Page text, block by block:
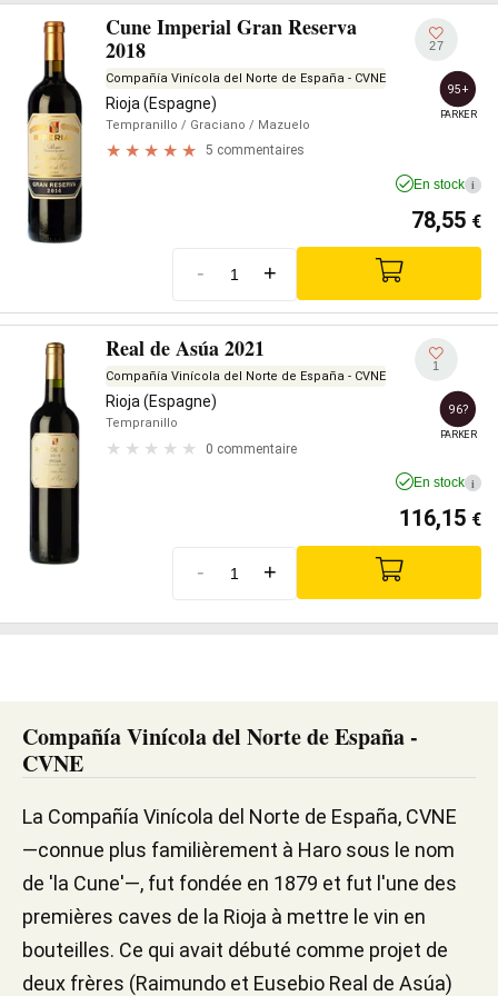
Cune Imperial Gran Reserva
2018
Compañía Vinícola del Norte de España - CVNE
Rioja (Espagne)
Tempranillo / Graciano / Mazuelo
5 commentaires
27
95+
PARKER
En stock i
78,55 €
- +
Real de Asúa 2021
Compañía Vinícola del Norte de España - CVNE
Rioja (Espagne)
Tempranillo
0 commentaire
1
96?
PARKER
En stock i
116,15 €
- +
Compañía Vinícola del Norte de España -
CVNE
La Compañía Vinícola del Norte de España, CVNE
—connue plus familièrement à Haro sous le nom
de 'la Cune'—, fut fondée en 1879 et fut l'une des
premières caves de la Rioja à mettre le vin en
bouteilles. Ce qui avait débuté comme projet de
deux frères (Raimundo et Eusebio Real de Asúa)